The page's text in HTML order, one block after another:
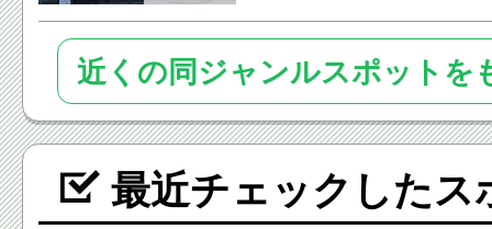
近くの同ジャンルスポットを
最近チェックしたス